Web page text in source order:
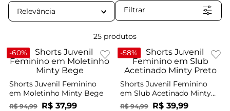
Relevância Filtrar
25 produtos
-60%
Shorts Juvenil Feminino
em Moletinho Minty Bege
R$ 94,99 R$ 37,99
-58%
Shorts Juvenil Feminino
em Slub Acetinado Minty
Preto
R$ 94,99 R$ 39,99
2
3º
vestido feminino
5º
calça feminina
6
conjunto feminino